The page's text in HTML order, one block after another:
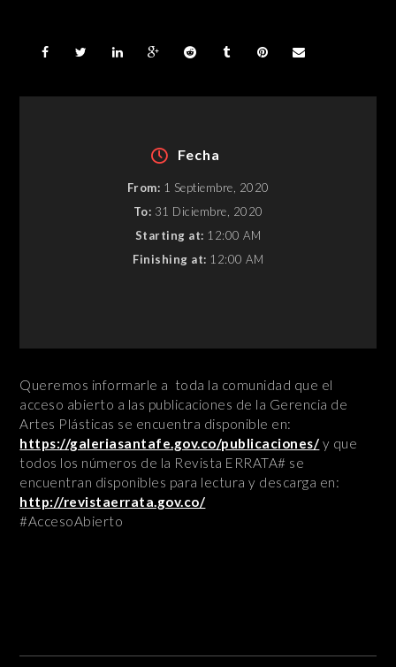
Fecha
From: 1 Septiembre, 2020
To: 31 Diciembre, 2020
Starting at: 12:00 AM
Finishing at: 12:00 AM
Queremos informarle a toda la comunidad que el
acceso abierto a las publicaciones de la Gerencia de
Artes Plásticas se encuentra disponible en:
https://galeriasantafe.gov.co/publicaciones/ y que
todos los números de la Revista ERRATA# se
encuentran disponibles para lectura y descarga en:
http://revistaerrata.gov.co/
#AccesoAbierto